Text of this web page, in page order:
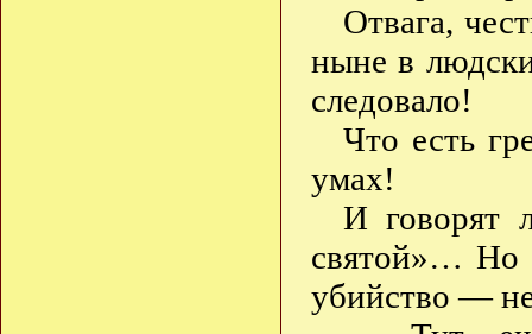
Отвага,
ныне в
следовало!
Что есть
умах!
И говорят
святой»… Но
убийство —